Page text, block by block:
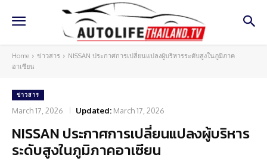
Home ข่าวสาร
NISSAN ประกาศการเปลี่ยนแปลงผู้บริหารระดับสูงในภูมิภาค
อาเซียน
ข่าวสาร
March 17, 2026 Updated: March 17, 2026
NISSAN ประกาศการเปลี่ยนแปลงผู้บริหาร
ระดับสูงในภูมิภาคอาเซียน